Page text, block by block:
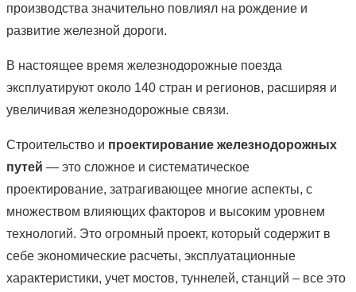
производства значительно повлиял на рождение и
развитие железной дороги.
В настоящее время железнодорожные поезда
эксплуатируют около 140 стран и регионов, расширяя и
увеличивая железнодорожные связи.
Строительство и проектирование железнодорожных
путей — это сложное и систематическое
проектирование, затрагивающее многие аспекты, с
множеством влияющих факторов и высоким уровнем
технологий. Это огромный проект, который содержит в
себе экономические расчеты, эксплуатационные
характеристики, учет мостов, туннелей, станций – все это